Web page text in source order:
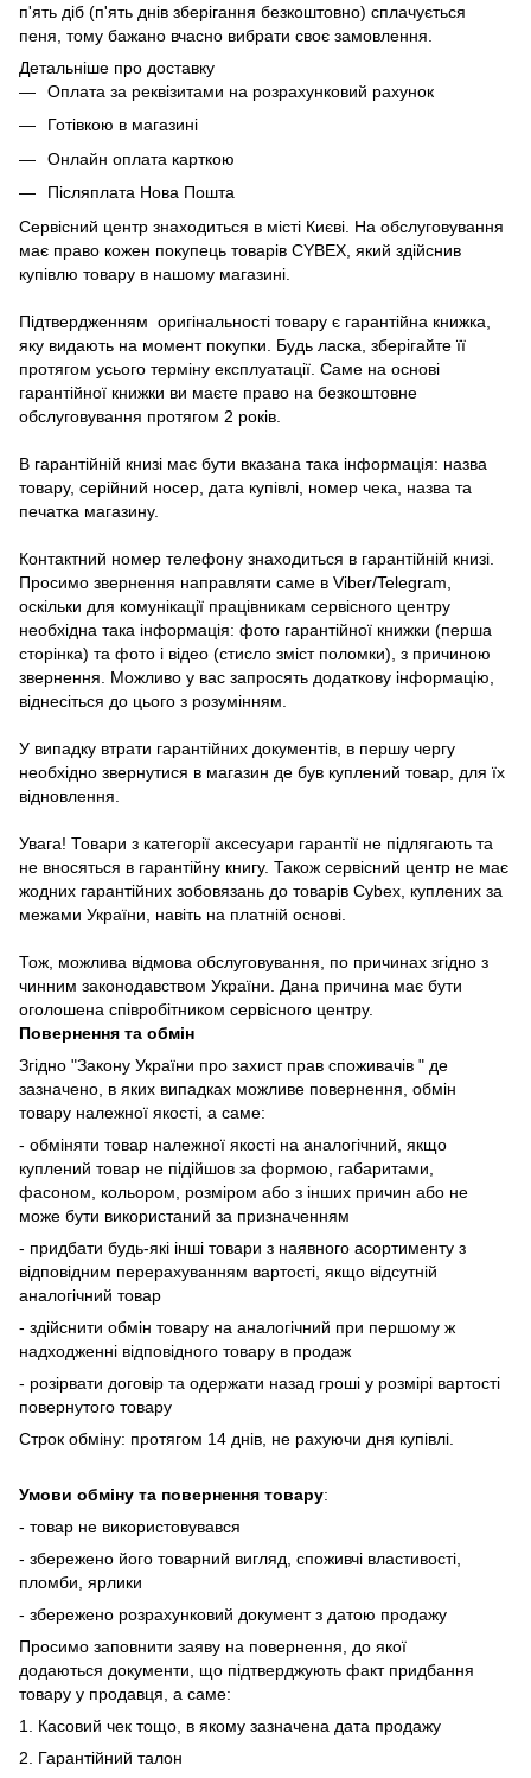
п'ять діб (п'ять днів зберігання безкоштовно) сплачується
пеня, тому бажано вчасно вибрати своє замовлення.
Детальніше про доставку
Оплата за реквізитами на розрахунковий рахунок
Готівкою в магазині
Онлайн оплата карткою
Післяплата Нова Пошта
Сервісний центр знаходиться в місті Києві. На обслуговування
має право кожен покупець товарів СYBEX, який здійснив
купівлю товару в нашому магазині.
Підтвердженням оригінальності товару є гарантійна книжка,
яку видають на момент покупки. Будь ласка, зберігайте її
протягом усього терміну експлуатації. Саме на основі
гарантійної книжки ви маєте право на безкоштовне
обслуговування протягом 2 років.
В гарантійній книзі має бути вказана така інформація: назва
товару, серійний носер, дата купівлі, номер чека, назва та
печатка магазину.
Контактний номер телефону знаходиться в гарантійній книзі.
Просимо звернення направляти саме в Viber/Telegram,
оскільки для комунікації працівникам сервісного центру
необхідна така інформація: фото гарантійної книжки (перша
сторінка) та фото і відео (стисло зміст поломки), з причиною
звернення. Можливо у вас запросять додаткову інформацію,
віднесіться до цього з розумінням.
У випадку втрати гарантійних документів, в першу чергу
необхідно звернутися в магазин де був куплений товар, для їх
відновлення.
Увага! Товари з категорії аксесуари гарантії не підлягають та
не вносяться в гарантійну книгу. Також сервісний центр не має
жодних гарантійних зобовязань до товарів Cybex, куплених за
межами України, навіть на платній основі.
Тож, можлива відмова обслуговування, по причинах згідно з
чинним законодавством України. Дана причина має бути
оголошена співробітником сервісного центру.
Повернення та обмін
Згідно "Закону України про захист прав споживачів " де
зазначено, в яких випадках можливе повернення, обмін
товару належної якості, а саме:
- обміняти товар належної якості на аналогічний, якщо
куплений товар не підійшов за формою, габаритами,
фасоном, кольором, розміром або з інших причин або не
може бути використаний за призначенням
- придбати будь-які інші товари з наявного асортименту з
відповідним перерахуванням вартості, якщо відсутній
аналогічний товар
- здійснити обмін товару на аналогічний при першому ж
надходженні відповідного товару в продаж
- розірвати договір та одержати назад гроші у розмірі вартості
повернутого товару
Строк обміну: протягом 14 днів, не рахуючи дня купівлі.
Умови обміну та повернення товару:
- товар не використовувався
- збережено його товарний вигляд, споживчі властивості,
пломби, ярлики
- збережено розрахунковий документ з датою продажу
Просимо заповнити заяву на повернення, до якої
додаються документи, що підтверджують факт придбання
товару у продавця, а саме:
1. Касовий чек тощо, в якому зазначена дата продажу
2. Гарантійний талон